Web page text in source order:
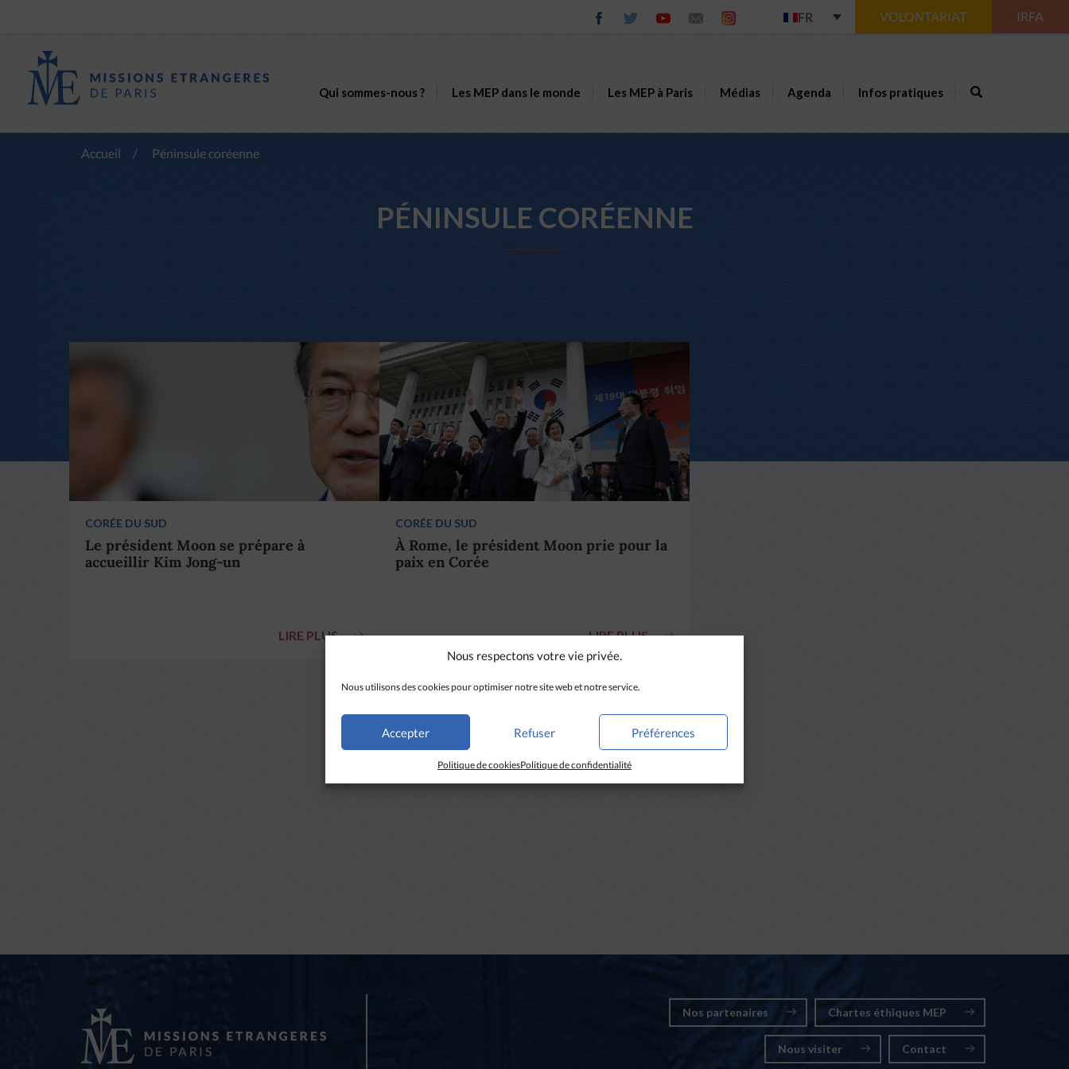
Nous respectons votre vie privée.
Nous utilisons des cookies pour optimiser notre site web et notre service.
Accepter Refuser Préférences
Politique de cookiesPolitique de confidentialité
FR VOLONTARIAT IRFA
Qui sommes-nous ? Les MEP dans le monde Les MEP à Paris Médias Agenda Infos pratiques
Accueil / Péninsule coréenne
PÉNINSULE CORÉENNE
CORÉE DU SUD
Le président Moon se prépare à
accueillir Kim Jong-un
LIRE PLUS
CORÉE DU SUD
À Rome, le président Moon prie pour la
paix en Corée
LIRE PLUS
Nos partenaires Chartes éthiques MEP
Nous visiter Contact